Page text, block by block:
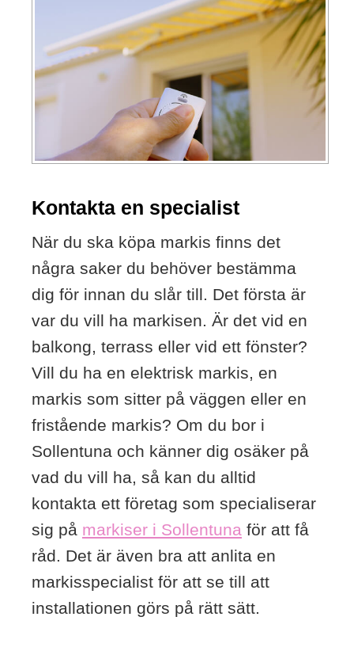
Kontakta en specialist
När du ska köpa markis finns det
några saker du behöver bestämma
dig för innan du slår till. Det första är
var du vill ha markisen. Är det vid en
balkong, terrass eller vid ett fönster?
Vill du ha en elektrisk markis, en
markis som sitter på väggen eller en
fristående markis? Om du bor i
Sollentuna och känner dig osäker på
vad du vill ha, så kan du alltid
kontakta ett företag som specialiserar
sig på markiser i Sollentuna för att få
råd. Det är även bra att anlita en
markisspecialist för att se till att
installationen görs på rätt sätt.